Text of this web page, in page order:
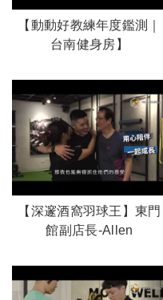
【動動好教練年度鑑測｜
台南健身房】
【深邃酒窩羽球王】東門
館副店長-Allen